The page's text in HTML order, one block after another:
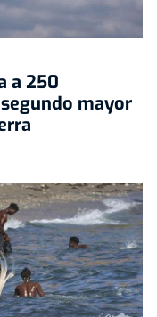
a 250
mayor